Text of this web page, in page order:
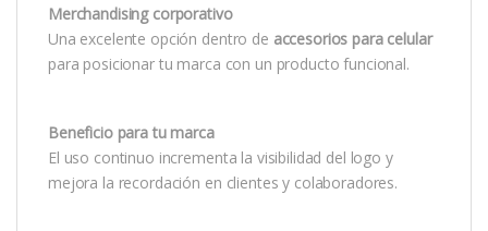
Merchandising corporativo
Una excelente opción dentro de accesorios para celular
para posicionar tu marca con un producto funcional.
Beneficio para tu marca
El uso continuo incrementa la visibilidad del logo y
mejora la recordación en clientes y colaboradores.